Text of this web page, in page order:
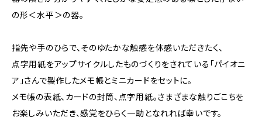
の形＜水平＞の器。
指先や手のひらで、そのゆたかな触感を体感いただきたく、
点字用紙をアップサイクルしたものづくりをされている「パイオニ
ア」さんで製作したメモ帳とミニカードをセットに。
メモ帳の表紙、カードの封筒、点字用紙。さまざまな触りごこちを
お楽しみいただき、感覚をひらく一助となれれば幸いです。